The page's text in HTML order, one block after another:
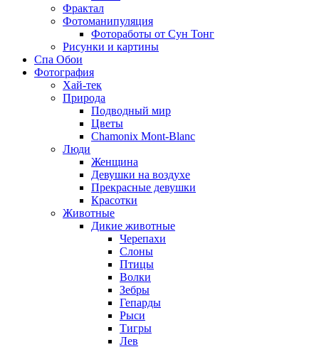
Фрактал
Фотоманипуляция
Фотоработы от Сун Тонг
Рисунки и картины
Спа Обои
Фотография
Хай-тек
Природа
Подводный мир
Цветы
Chamonix Mont-Blanc
Люди
Женщина
Девушки на воздухе
Прекрасные девушки
Красотки
Животные
Дикие животные
Черепахи
Слоны
Птицы
Волки
Зебры
Гепарды
Рыси
Тигры
Лев